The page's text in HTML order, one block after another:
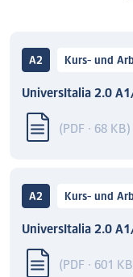
A2 Kurs- und
UniversItalia 2.0
(PDF · 68 KB)
A2 Kurs- und
UniversItalia 2.0
(PDF · 601